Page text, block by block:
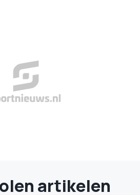
artikelen